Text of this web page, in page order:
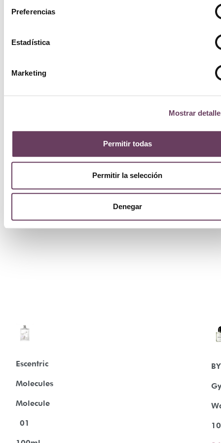
Preferencias
Estadística
Marketing
Mostrar
Permitir todas
Permitir la selección
Denegar
Escentric
Molecules
Molecule
01